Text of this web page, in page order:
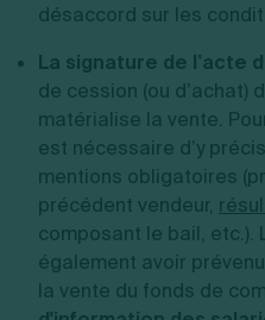
désaccord sur les
La signature de l’acte
de cession (ou d’achat)
matérialise la vente.
est nécessaire d’y
mentions obligatoires
précédent vendeur,
composant le bail, etc.).
également avoir
la vente du fonds de